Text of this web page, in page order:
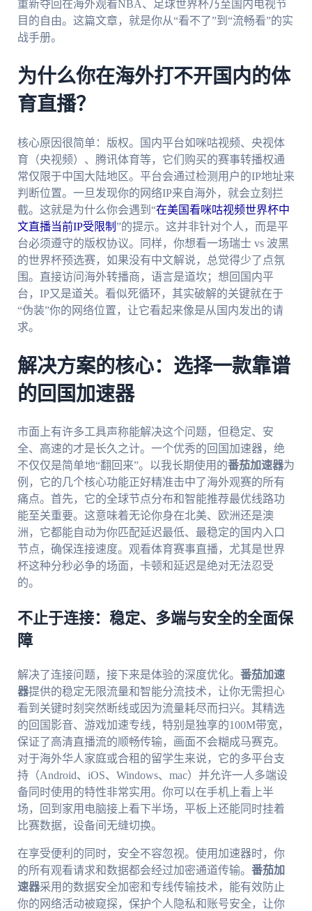
重新夺回在海外观看NBA、足球世界杯乃至国内电视节
目的自由。这篇文章，就是你从“看不了”到“流畅看”的实
战手册。
为什么你在海外打不开国内的体
育直播？
核心原因很简单：版权。国内平台如咪咕视频、央视体
育（央视频）、腾讯体育等，它们购买的赛事转播权通
常仅限于中国大陆地区。平台会通过检测用户的IP地址来
判断位置。一旦发现你的网络IP来自海外，就会立刻拦
截。这就是为什么你会遇到“在美国看咪咕视频世界杯中
文直播当前IP受限制 ”的提示。这并非针对个人，而是平
台必须遵守的版权协议。同样，你想看一场瑞士 vs 波黑
的世界杯预选赛，如果没有中文解说，总觉得少了点氛
围。直接访问海外转播商，语言是道坎；想回国内平
台，IP又是道关。看似死循环，其实破解的关键就在于
“伪装”你的网络位置，让它看起来像是从国内发出的请
求。
解决方案的核心：选择一款靠谱
的回国加速器
市面上有许多工具声称能解决这个问题，但稳定、安
全、高速的才是长久之计。一个优秀的回国加速器，绝
不仅仅是简单地“翻回来”。以我长期使用的番茄加速器为
例，它的几个核心功能正好精准击中了海外观赛的所有
痛点。首先，它的全球节点分布和智能推荐最优线路功
能至关重要。这意味着无论你身在北美、欧洲还是澳
洲，它都能自动为你匹配延迟最低、最稳定的国内入口
节点，确保连接速度。观看体育赛事直播，尤其是世界
杯这种分秒必争的场面，卡顿和延迟是绝对无法忍受
的。
不止于连接：稳定、多端与安全的全面保
障
解决了连接问题，接下来是体验的深度优化。 番茄加速
器提供的稳定无限流量和智能分流技术，让你无需担心
看到关键时刻突然断线或因为流量耗尽而扫兴。其精选
的回国影音、游戏加速专线，特别是独享的100M带宽，
保证了高清直播流的顺畅传输，画面不会糊成马赛克。
对于海外华人家庭或合租的留学生来说，它的多平台支
持（Android、iOS、Windows、mac）并允许一人多端设
备同时使用的特性非常实用。你可以在手机上看上半
场，回到家用电脑接上看下半场，平板上还能同时挂着
比赛数据，设备间无缝切换。
在享受便利的同时，安全不容忽视。使用加速器时，你
的所有观看请求和数据都会经过加密通道传输。 番茄加
速器采用的数据安全加密和专线传输技术，能有效防止
你的网络活动被窥探，保护个人隐私和账号安全，让你